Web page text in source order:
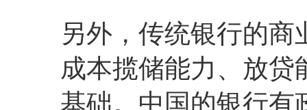
另外，传统银行的
成本揽储能力、放贷
基础。中国的银行有